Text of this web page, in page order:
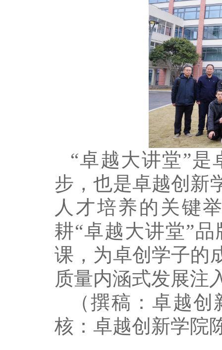
“卓越大讲堂”
步，也是卓越创新
人才培养的关键
耕“卓越大讲堂”
课，为卓创学子的
质量内涵式发展注
（撰稿：卓越
核：卓越创新学院